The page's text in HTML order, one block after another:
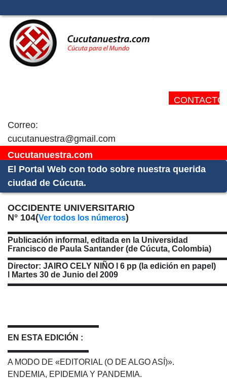
CONTACTO:
Correo:
cucutanuestra@gmail.com
Cucutanuestra.com
El Portal Web con todo sobre nuestra querida
ciudad de Cúcuta.
OCCIDENTE UNIVERSITARIO
N° 104(Ver todos los números)
Publicación informal, editada en la Universidad
Francisco de Paula Santander (de Cúcuta, Colombia)
Director: JAIRO CELY NIÑO l 6 pp (la edición en papel)
l Martes 30 de Junio del 2009
▬▬▬▬▬▬▬▬▬▬
EN ESTA EDICIÓN :
▬▬▬▬▬▬▬▬▬▬
A MODO DE «EDITORIAL (O DE ALGO ASÍ)».
ENDEMIA, EPIDEMIA Y PANDEMIA.